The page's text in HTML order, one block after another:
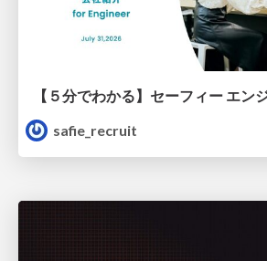
safie_recruit